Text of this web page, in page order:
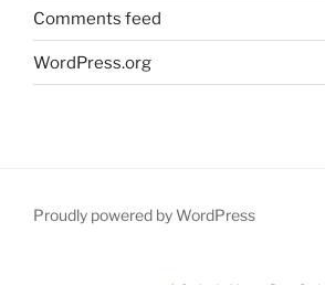
Comments feed
WordPress.org
Proudly powered by WordPress